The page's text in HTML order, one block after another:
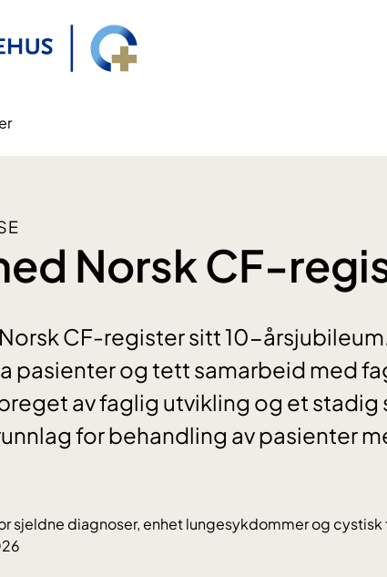
Norsk CF-
Norsk CF-register sitt 10-
pasienter og tett samarbeid med
av faglig utvikling og et stadig
for behandling av pasienter
sjeldne diagnoser, enhet lungesykdommer og cystisk